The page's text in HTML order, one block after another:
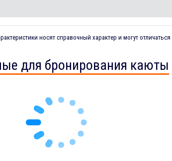
носят справочный характер и могут отличаться
для бронирования каюты